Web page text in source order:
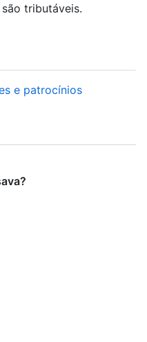
tributáveis.
e patrocínios